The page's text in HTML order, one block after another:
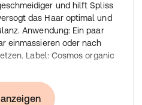
und hilft Spliss
das Haar optimal und
Anwendung: Ein paar
einmassieren oder nach
Label: Cosmos organic